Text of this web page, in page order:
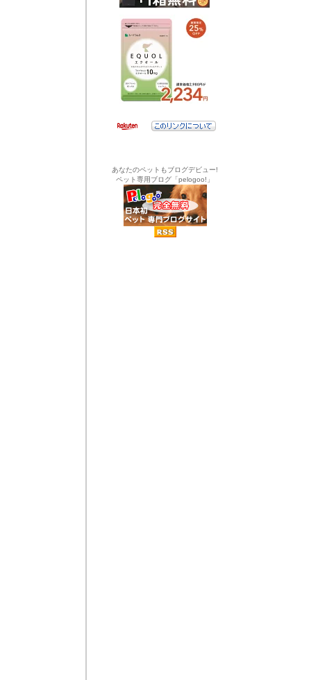
あなたのペットもブログデビュー!
ペット専用ブログ「pelogoo!」